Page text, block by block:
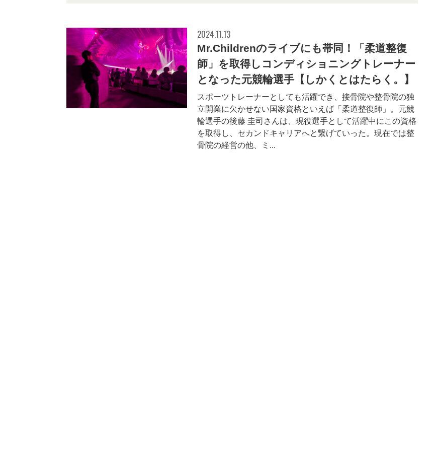
2024.11.13
Mr.Childrenのライブにも帯同！「柔道整復
師」を取得しコンディショニングトレーナー
となった元競輪選手【しかくとはたらく。】
スポーツトレーナーとしても活躍でき、接骨院や整骨院の独
立開業に欠かせない国家資格といえば「柔道整復師」。元競
輪選手の後藤 圭司さんは、現役選手として活躍中にこの資格
を取得し、セカンドキャリアへと繋げていった。現在では整
骨院の経営の他、ミ...